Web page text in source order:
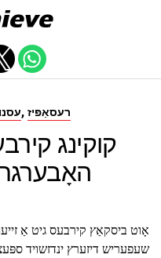
, רעסאַפּיז
קוקינג
אָוט ביסקאַץ קירבעס גיט אַ
שעפעריש דיזערץ ינדזשויד